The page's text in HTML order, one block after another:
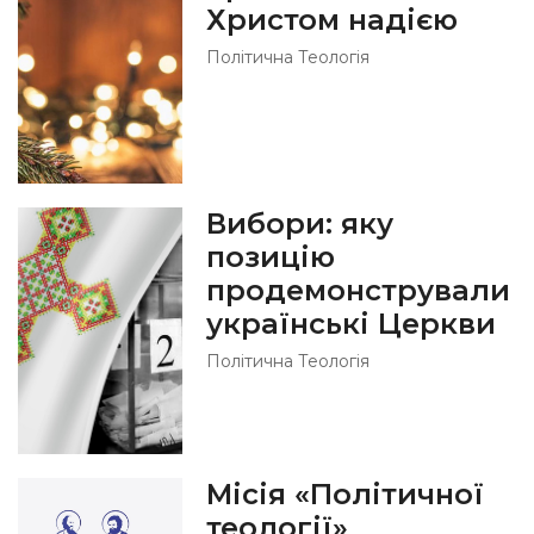
Христом надією
Політична Теологія
Вибори: яку
позицію
продемонстрували
українські Церкви
Політична Теологія
Місія «Політичної